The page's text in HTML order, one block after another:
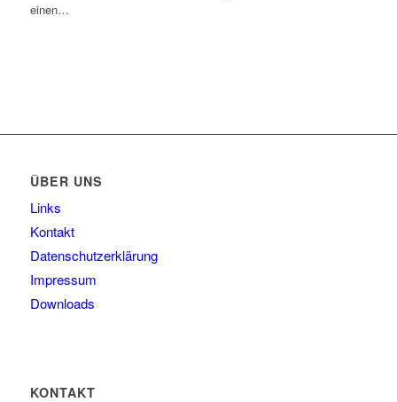
einen…
ÜBER UNS
Links
Kontakt
Datenschutzerklärung
Impressum
Downloads
KONTAKT